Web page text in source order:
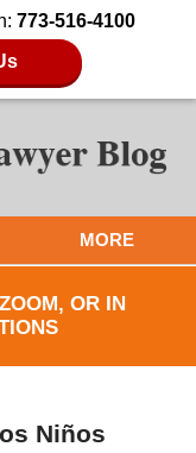
773-516-4100
MORE
OR IN
Niños